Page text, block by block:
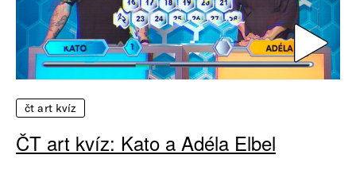
čt art kvíz
ČT art kvíz: Kato a Adéla Elbel